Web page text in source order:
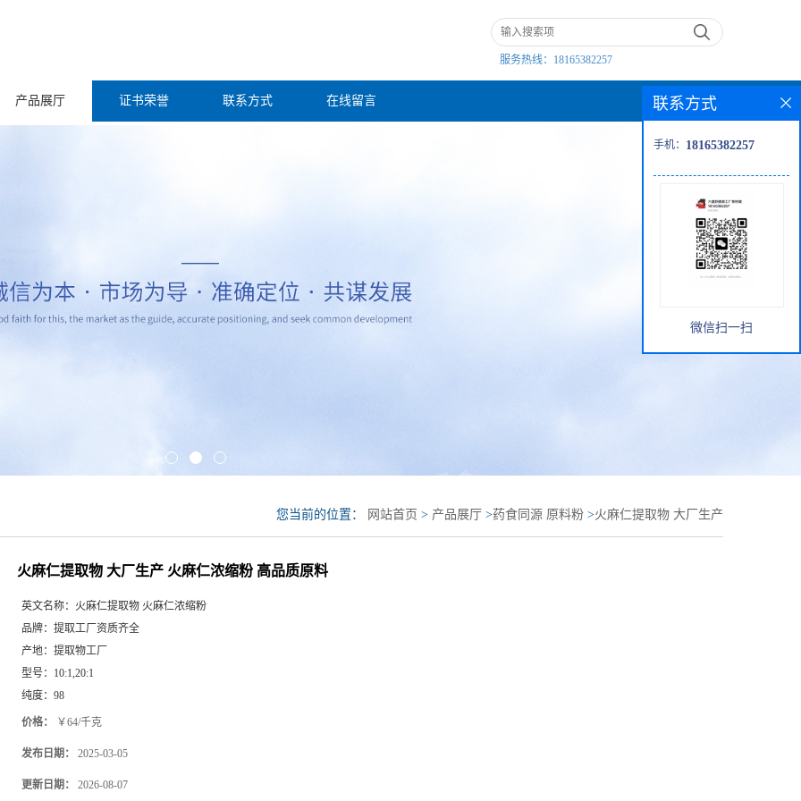
服务热线： 18165382257
产品展厅 证书荣誉 联系方式 在线留言
您当前的位置： 网站首页 > 产品展厅 >药食同源 原料粉 >火麻仁提取物 大厂生产
火麻仁提取物 大厂生产 火麻仁浓缩粉 高品质原料
英文名称： 火麻仁提取物 火麻仁浓缩粉
品牌： 提取工厂资质齐全
产地： 提取物工厂
型号： 10:1,20:1
纯度： 98
价格： ￥64/千克
发布日期： 2025-03-05
更新日期： 2026-08-07
联系方式
手机： 18165382257
微信扫一扫